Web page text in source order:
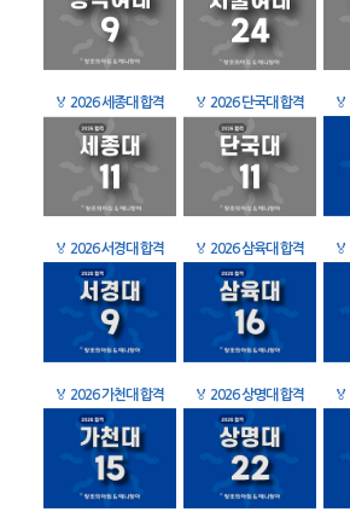
🏅 2026 세종대 합격 🏅 2026 단국대 합격 🏅
🏅 2026 서경대 합격 🏅 2026 삼육대 합격 🏅
🏅 2026 가천대 합격 🏅 2026 상명대 합격 🏅